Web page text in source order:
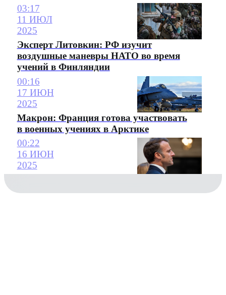
03:17
11 ИЮЛ
2025
Эксперт Литовкин: РФ изучит
воздушные маневры НАТО во время
учений в Финляндии
00:16
17 ИЮН
2025
Макрон: Франция готова участвовать
в военных учениях в Арктике
00:22
16 ИЮН
2025